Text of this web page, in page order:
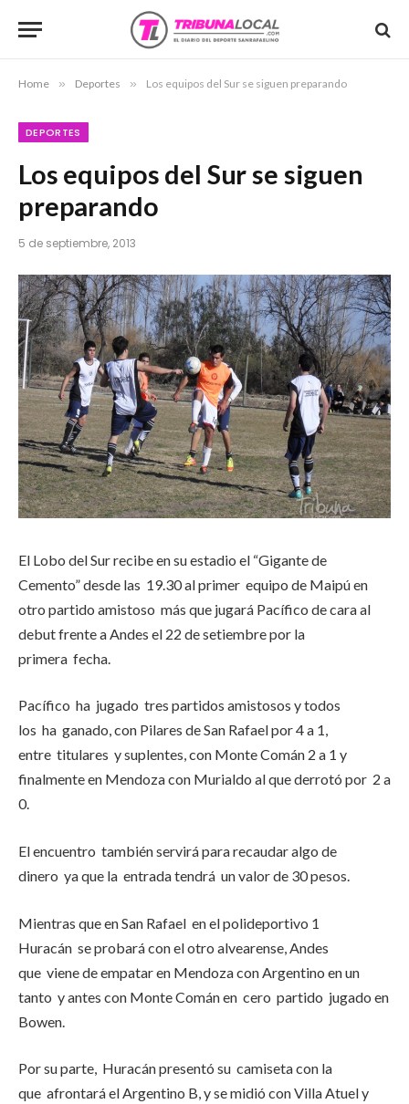
Home » Deportes » Los equipos del Sur se siguen preparando
DEPORTES
Los equipos del Sur se siguen
preparando
5 de septiembre, 2013
El Lobo del Sur recibe en su estadio el “Gigante de
Cemento” desde las 19.30 al primer equipo de Maipú en
otro partido amistoso más que jugará Pacífico de cara al
debut frente a Andes el 22 de setiembre por la
primera fecha.
Pacífico ha jugado tres partidos amistosos y todos
los ha ganado, con Pilares de San Rafael por 4 a 1,
entre titulares y suplentes, con Monte Comán 2 a 1 y
finalmente en Mendoza con Murialdo al que derrotó por 2 a
0.
El encuentro también servirá para recaudar algo de
dinero ya que la entrada tendrá un valor de 30 pesos.
Mientras que en San Rafael en el polideportivo 1
Huracán se probará con el otro alvearense, Andes
que viene de empatar en Mendoza con Argentino en un
tanto y antes con Monte Comán en cero partido jugado en
Bowen.
Por su parte, Huracán presentó su camiseta con la
que afrontará el Argentino B, y se midió con Villa Atuel y